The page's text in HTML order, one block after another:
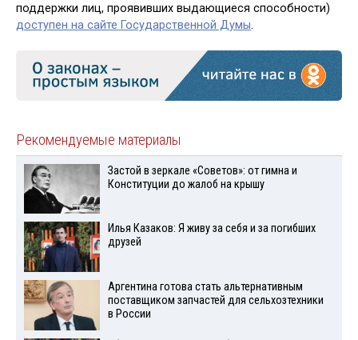
поддержки лиц, проявивших выдающиеся способности)
доступен на сайте Государственной Думы.
Рекомендуемые материалы
Застой в зеркале «Советов»: от гимна и
Конституции до жалоб на крышу
Илья Казаков: Я живу за себя и за погибших
друзей
Аргентина готова стать альтернативным
поставщиком запчастей для сельхозтехники
в России